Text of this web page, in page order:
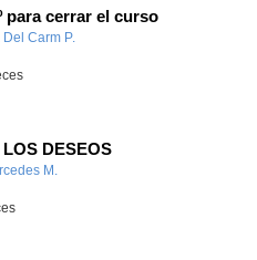
para cerrar el curso
Del Carm P.
DESEOS
M.